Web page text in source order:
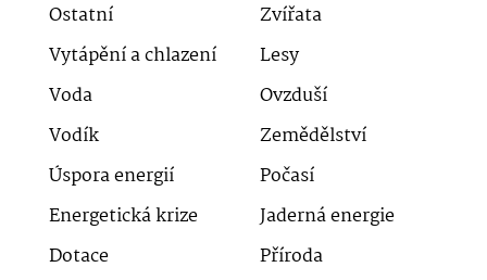
Ostatní
Zvířata
Vytápění a chlazení
Lesy
Voda
Ovzduší
Vodík
Zemědělství
Úspora energií
Počasí
Energetická krize
Jaderná energie
Dotace
Příroda